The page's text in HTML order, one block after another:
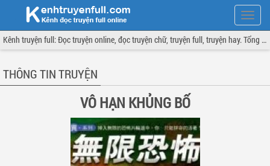
Hiện
menu
Kênh truyện full: Đọc truyện online, đọc truyện chữ, truyện full, truyện hay. Tổng hợp đầy đủ và cập nhật liên tục.
THÔNG TIN TRUYỆN
VÔ HẠN KHỦNG BỐ